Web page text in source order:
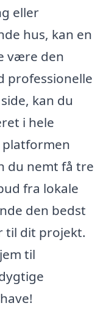
eller
hus, kan en
være den
professionelle
kan du
i hele
platformen
du nemt få tre
fra lokale
den bedst
til dit projekt.
til